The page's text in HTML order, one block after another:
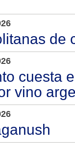
de
cuesta
vino